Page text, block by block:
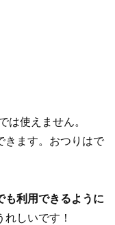
は使えません。
きます。おつりはで
も利用できるように
しいです！